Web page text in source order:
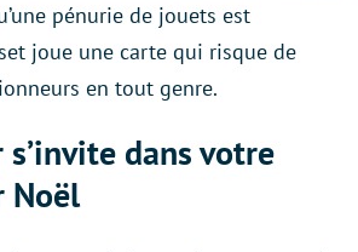
pénurie de jouets est
joue une carte qui risque de
en tout genre.
dans votre
Noël